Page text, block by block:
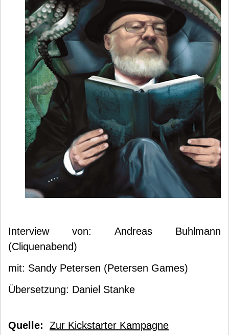
Interview von: Andreas Buhlmann
(Cliquenabend)
mit: Sandy Petersen (Petersen Games)
Übersetzung: Daniel Stanke
Quelle: Zur Kickstarter Kampagne